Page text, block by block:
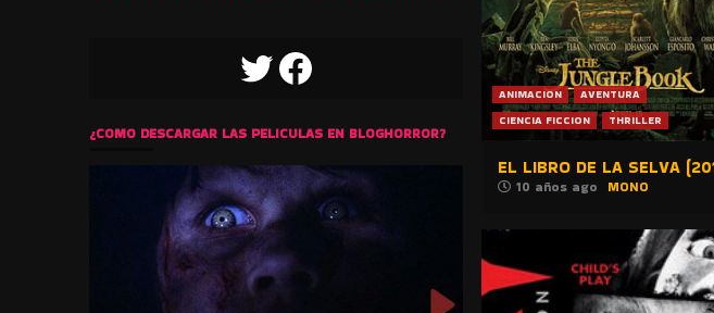
ANIMACION
AVENTURA
CIENCIA FICCION
THRILLER
EL LIBRO DE LA SELVA
10 años ago MONO
TWITTERFACEBOOK
¿COMO DESCARGAR LAS PELICULAS EN BLOGHORROR?